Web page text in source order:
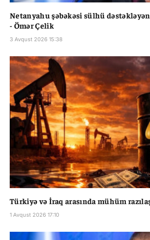
Netanyahu şəbəkəsi sülhü
- Ömər Çelik
3 Avqust 2026 15:38
Türkiyə və İraq arasında mühüm
1 Avqust 2026 17:10